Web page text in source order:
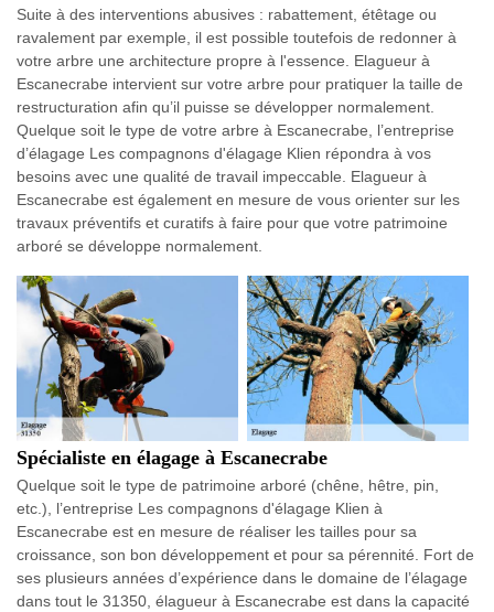
Suite à des interventions abusives : rabattement, étêtage ou
ravalement par exemple, il est possible toutefois de redonner à
votre arbre une architecture propre à l'essence. Elagueur à
Escanecrabe intervient sur votre arbre pour pratiquer la taille de
restructuration afin qu’il puisse se développer normalement.
Quelque soit le type de votre arbre à Escanecrabe, l’entreprise
d’élagage Les compagnons d'élagage Klien répondra à vos
besoins avec une qualité de travail impeccable. Elagueur à
Escanecrabe est également en mesure de vous orienter sur les
travaux préventifs et curatifs à faire pour que votre patrimoine
arboré se développe normalement.
Spécialiste en élagage à Escanecrabe
Quelque soit le type de patrimoine arboré (chêne, hêtre, pin,
etc.), l’entreprise Les compagnons d'élagage Klien à
Escanecrabe est en mesure de réaliser les tailles pour sa
croissance, son bon développement et pour sa pérennité. Fort de
ses plusieurs années d’expérience dans le domaine de l’élagage
dans tout le 31350, élagueur à Escanecrabe est dans la capacité